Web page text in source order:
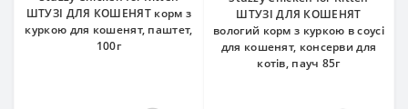
ШТУЗІ ДЛЯ КОШЕНЯТ корм з
куркою для кошенят, паштет,
100г
ШТУЗІ ДЛЯ КОШЕНЯТ
вологий корм з куркою в соусі
для кошенят, консерви для
котів, пауч 85г